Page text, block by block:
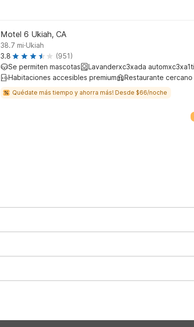
Motel 6 Ukiah, CA
38.7 mi.Ukiah
3.8
(951)
Se permiten mascotas
Lavanderxc3xada
Habitaciones accesibles premium
Restaurante cercano
Quédate más tiempo y ahorra más! Desde $66/noche
out requests are subject to availability and may
and throughout the common areas of the property.
larger vehicles, subject to availability.
Please check with the front desk regarding